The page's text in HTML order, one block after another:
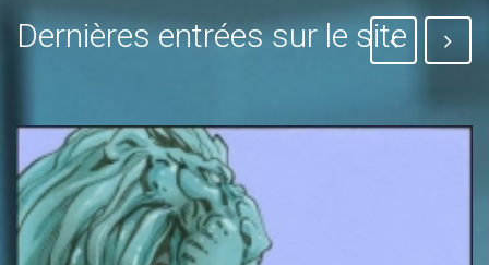
Dernières entrées sur le site